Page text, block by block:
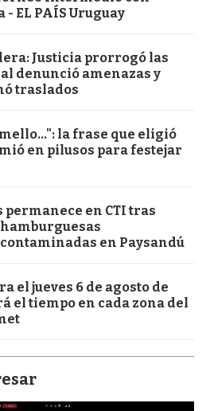
EL PAÍS Uruguay
Justicia prorrogó las
denunció amenazas y
traslados
la frase que eligió
en pilusos para festejar
permanece en CTI tras
en Paysandú
el jueves 6 de agosto de
el tiempo en cada zona del